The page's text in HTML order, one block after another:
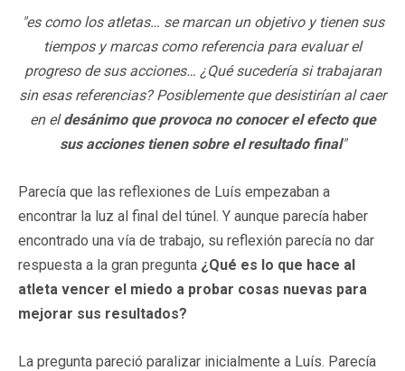
"es como los atletas… se marcan un objetivo y tienen sus
tiempos y marcas como referencia para evaluar el
progreso de sus acciones… ¿Qué sucedería si trabajaran
sin esas referencias? Posiblemente que desistirían al caer
en eldesánimo que provoca no conocer el efecto que
sus acciones tienen sobre el resultado final"
Parecía que las reflexiones de Luís empezaban a
encontrar la luz al final del túnel. Y aunque parecía haber
encontrado una vía de trabajo, su reflexión parecía no dar
respuesta a la gran pregunta ¿Qué es lo que hace al
atleta vencer el miedo a probar cosas nuevas para
mejorar sus resultados?
La pregunta pareció paralizar inicialmente a Luís. Parecía